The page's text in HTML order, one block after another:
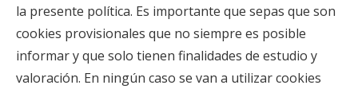
la presente política. Es importante que sepas que son
cookies provisionales que no siempre es posible
informar y que solo tienen finalidades de estudio y
valoración. En ningún caso se van a utilizar cookies